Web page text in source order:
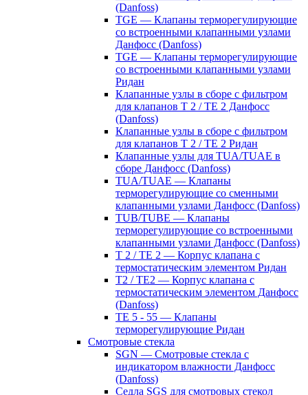
(Danfoss)
TGE — Клапаны терморегулирующие
со встроенными клапанными узлами
Данфосс (Danfoss)
TGE — Клапаны терморегулирующие
со встроенными клапанными узлами
Ридан
Клапанные узлы в сборе с фильтром
для клапанов T 2 / TE 2 Данфосс
(Danfoss)
Клапанные узлы в сборе с фильтром
для клапанов T 2 / TE 2 Ридан
Клапанные узлы для TUA/TUAE в
сборе Данфосс (Danfoss)
TUA/TUAE — Клапаны
терморегулирующие со сменными
клапанными узлами Данфосс (Danfoss)
TUB/TUBE — Клапаны
терморегулирующие со встроенными
клапанными узлами Данфосс (Danfoss)
T 2 / TE 2 — Корпус клапана с
термостатическим элементом Ридан
T2 / TE2 — Корпус клапана с
термостатическим элементом Данфосс
(Danfoss)
TE 5 - 55 — Клапаны
терморегулирующие Ридан
Смотровые стекла
SGN — Смотровые стекла с
индикатором влажности Данфосс
(Danfoss)
Седла SGS для смотровых стекол